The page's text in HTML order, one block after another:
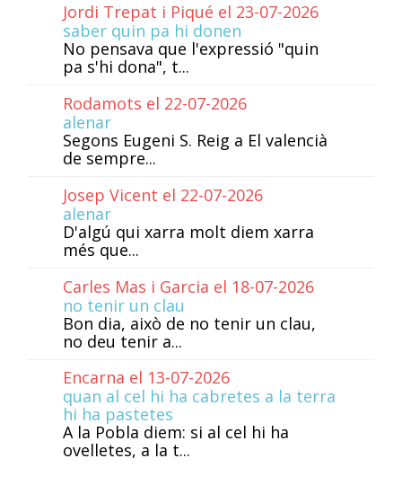
Jordi Trepat i Piqué el 23-07-2026
saber quin pa hi donen
No pensava que l'expressió "quin
pa s'hi dona", t...
Rodamots el 22-07-2026
alenar
Segons Eugeni S. Reig a El valencià
de sempre...
Josep Vicent el 22-07-2026
alenar
D'algú qui xarra molt diem xarra
més que...
Carles Mas i Garcia el 18-07-2026
no tenir un clau
Bon dia, això de no tenir un clau,
no deu tenir a...
Encarna el 13-07-2026
quan al cel hi ha cabretes a la terra
hi ha pastetes
A la Pobla diem: si al cel hi ha
ovelletes, a la t...